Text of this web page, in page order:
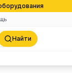
Найти